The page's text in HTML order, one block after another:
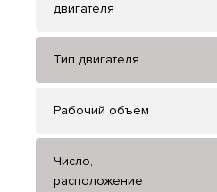
двигателя
Тип двигателя
Рабочий объем
Число,
расположение